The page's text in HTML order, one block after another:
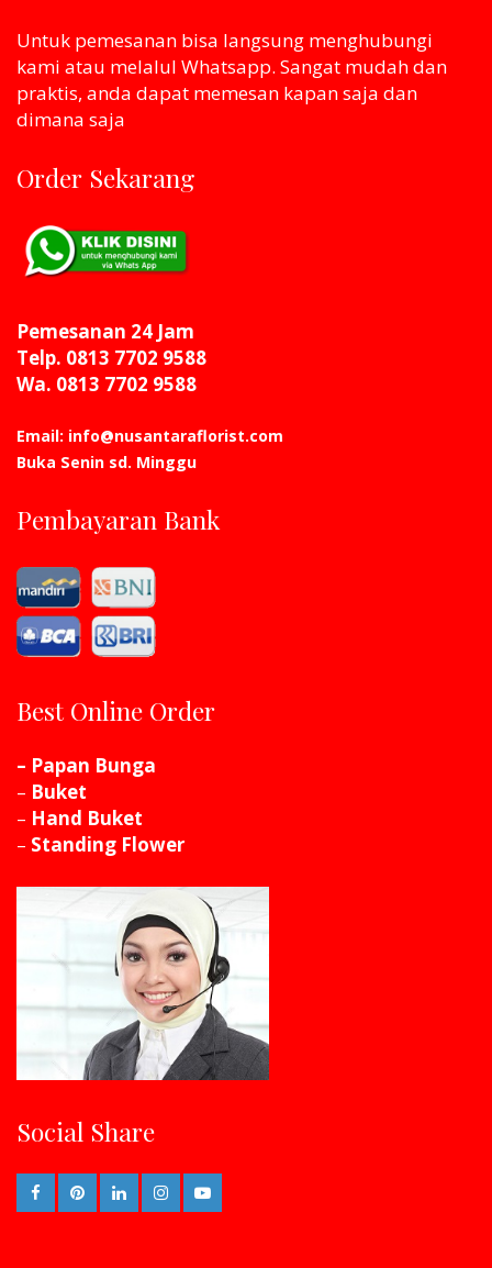
Untuk pemesanan bisa langsung menghubungi
kami atau melaluI Whatsapp. Sangat mudah dan
praktis, anda dapat memesan kapan saja dan
dimana saja
Order Sekarang
Pemesanan 24 Jam
Telp. 0813 7702 9588
Wa. 0813 7702 9588
Email: info@nusantaraflorist.com
Buka Senin sd. Minggu
Pembayaran Bank
Best Online Order
– Papan Bunga
– Buket
– Hand Buket
– Standing Flower
Social Share